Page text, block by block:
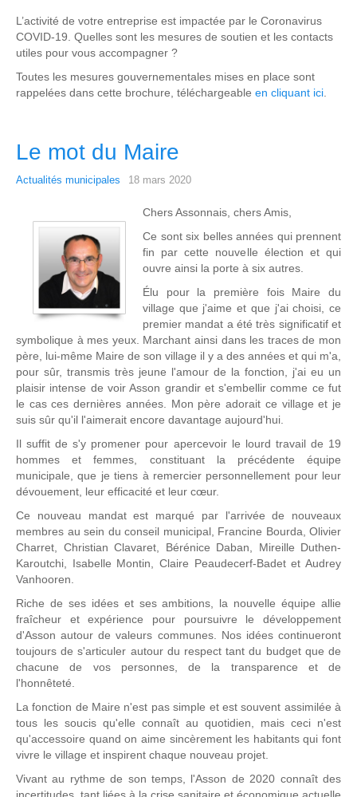
L’activité de votre entreprise est impactée par le Coronavirus
COVID-19. Quelles sont les mesures de soutien et les contacts
utiles pour vous accompagner ?
Toutes les mesures gouvernementales mises en place sont
rappelées dans cette brochure, téléchargeable en cliquant ici
Le mot du Maire
Actualités municipales 18 mars 2020
Chers Assonnais, chers Amis,
Ce sont six belles années qui prennent
fin par cette nouvelle élection et qui
ouvre ainsi la porte à six autres.
Élu pour la première fois Maire du
village que j'aime et que j'ai choisi, ce
premier mandat a été très significatif et
symbolique à mes yeux. Marchant ainsi dans les traces de mon
père, lui-même Maire de son village il y a des années et qui m'a,
pour sûr, transmis très jeune l'amour de la fonction, j'ai eu un
plaisir intense de voir Asson grandir et s'embellir comme ce fut
le cas ces dernières années. Mon père adorait ce village et je
suis sûr qu'il l'aimerait encore davantage aujourd'hui.
Il suffit de s'y promener pour apercevoir le lourd travail de 19
hommes et femmes, constituant la précédente équipe
municipale, que je tiens à remercier personnellement pour leur
dévouement, leur efficacité et leur cœur.
Ce nouveau mandat est marqué par l'arrivée de nouveaux
membres au sein du conseil municipal, Francine Bourda, Olivier
Charret, Christian Clavaret, Bérénice Daban, Mireille Duthen-
Karoutchi, Isabelle Montin, Claire Peaudecerf-Badet et Audrey
Vanhooren.
Riche de ses idées et ses ambitions, la nouvelle équipe allie
fraîcheur et expérience pour poursuivre le développement
d'Asson autour de valeurs communes. Nos idées continueront
toujours de s'articuler autour du respect tant du budget que de
chacune de vos personnes, de la transparence et de
l'honnêteté.
La fonction de Maire n'est pas simple et est souvent assimilée à
tous les soucis qu'elle connaît au quotidien, mais ceci n'est
qu'accessoire quand on aime sincèrement les habitants qui font
vivre le village et inspirent chaque nouveau projet.
Vivant au rythme de son temps, l'Asson de 2020 connaît des